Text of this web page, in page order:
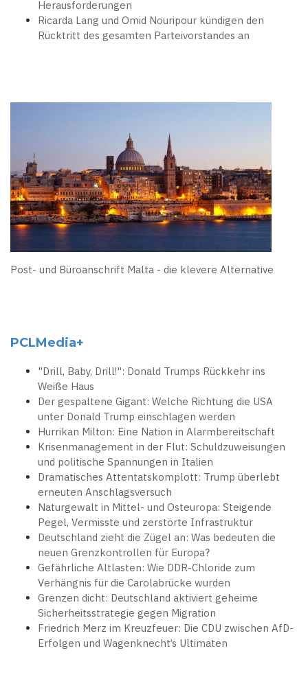
Herausforderungen
Ricarda Lang und Omid Nouripour kündigen den
Rücktritt des gesamten Parteivorstandes an
Post- und Büroanschrift Malta - die klevere Alternative
PCLMedia+
"Drill, Baby, Drill!": Donald Trumps Rückkehr ins
Weiße Haus
Der gespaltene Gigant: Welche Richtung die USA
unter Donald Trump einschlagen werden
Hurrikan Milton: Eine Nation in Alarmbereitschaft
Krisenmanagement in der Flut: Schuldzuweisungen
und politische Spannungen in Italien
Dramatisches Attentatskomplott: Trump überlebt
erneuten Anschlagsversuch
Naturgewalt in Mittel- und Osteuropa: Steigende
Pegel, Vermisste und zerstörte Infrastruktur
Deutschland zieht die Zügel an: Was bedeuten die
neuen Grenzkontrollen für Europa?
Gefährliche Altlasten: Wie DDR-Chloride zum
Verhängnis für die Carolabrücke wurden
Grenzen dicht: Deutschland aktiviert geheime
Sicherheitsstrategie gegen Migration
Friedrich Merz im Kreuzfeuer: Die CDU zwischen AfD-
Erfolgen und Wagenknecht’s Ultimaten